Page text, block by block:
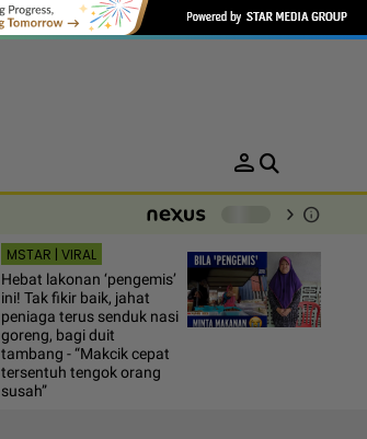
person
chevron_right info
MSTAR | VIRAL
Hebat lakonan ‘pengemis’
ini! Tak fikir baik, jahat
peniaga terus senduk nasi
goreng, bagi duit
tambang - “Makcik cepat
tersentuh tengok orang
susah”